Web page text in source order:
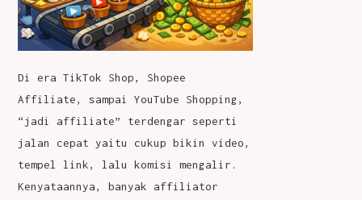
Di era TikTok Shop, Shopee
Affiliate, sampai YouTube Shopping,
“jadi affiliate” terdengar seperti
jalan cepat yaitu cukup bikin video,
tempel link, lalu komisi mengalir.
Kenyataannya, banyak affiliator